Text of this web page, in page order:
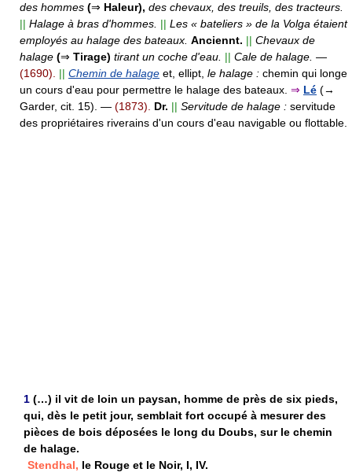
des hommes (⇒ Haleur), des chevaux, des treuils, des tracteurs.
|| Halage à bras d'hommes. || Les « bateliers » de la Volga étaient
employés au halage des bateaux. Anciennt. || Chevaux de
halage (⇒ Tirage) tirant un coche d'eau. || Cale de halage. —
(1690). || Chemin de halage et, ellipt, le halage : chemin qui longe
un cours d'eau pour permettre le halage des bateaux. ⇒ Lé (→
Garder, cit. 15). — (1873). Dr. || Servitude de halage : servitude
des propriétaires riverains d'un cours d'eau navigable ou flottable.
1 (…) il vit de loin un paysan, homme de près de six pieds,
qui, dès le petit jour, semblait fort occupé à mesurer des
pièces de bois déposées le long du Doubs, sur le chemin
de halage.
Stendhal, le Rouge et le Noir, I, IV.